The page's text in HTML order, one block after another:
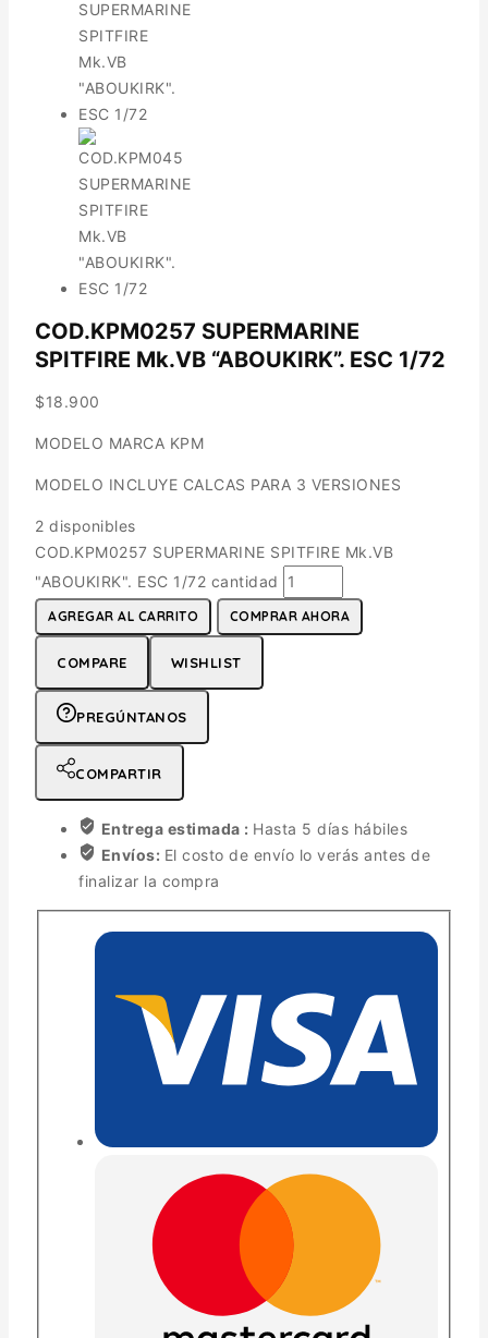
COD.KPM0257 SUPERMARINE
SPITFIRE Mk.VB “ABOUKIRK”. ESC 1/72
$18.900
MODELO MARCA KPM
MODELO INCLUYE CALCAS PARA 3 VERSIONES
2 disponibles
COD.KPM0257 SUPERMARINE SPITFIRE Mk.VB
"ABOUKIRK". ESC 1/72 cantidad
AGREGAR AL CARRITO COMPRAR AHORA
COMPARE WISHLIST
PREGÚNTANOS
COMPARTIR
Entrega estimada : Hasta 5 días hábiles
Envíos: El costo de envío lo verás antes de
finalizar la compra